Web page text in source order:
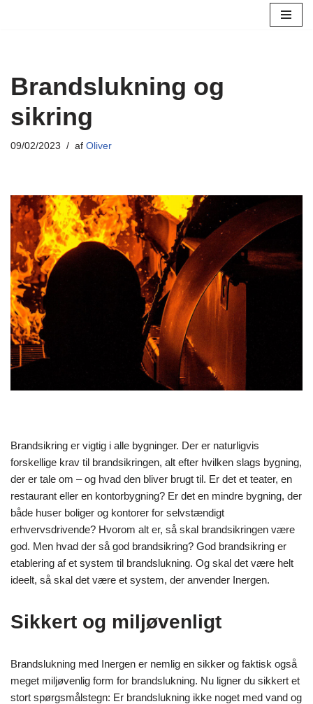
Brandslukning og
sikring
09/02/2023 af Oliver
Brandsikring er vigtig i alle bygninger. Der er naturligvis
forskellige krav til brandsikringen, alt efter hvilken slags bygning,
der er tale om – og hvad den bliver brugt til. Er det et teater, en
restaurant eller en kontorbygning? Er det en mindre bygning, der
både huser boliger og kontorer for selvstændigt
erhvervsdrivende? Hvorom alt er, så skal brandsikringen være
god. Men hvad der så god brandsikring? God brandsikring er
etablering af et system til brandslukning. Og skal det være helt
ideelt, så skal det være et system, der anvender Inergen.
Sikkert og miljøvenligt
Brandslukning med Inergen er nemlig en sikker og faktisk også
meget miljøvenlig form for brandslukning. Nu ligner du sikkert et
stort spørgsmålstegn: Er brandslukning ikke noget med vand og